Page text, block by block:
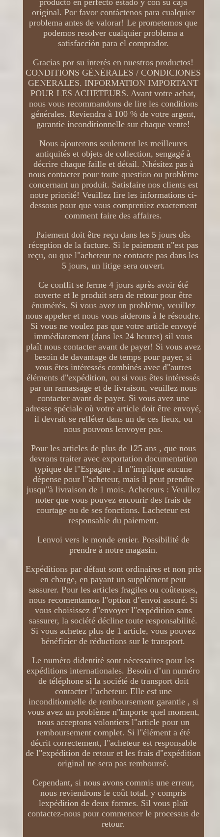
producto en perfecto estado y con su caja
original. Por favor contáctenos para cualquier
problema antes de valorar! Le prometemos que
podemos resolver cualquier problema a
satisfacción para el comprador.
Gracias por su interés en nuestros productos!
CONDITIONS GÉNÉRALES / CONDICIONES
GENERALES. INFORMATION IMPORTANT
POUR LES ACHETEURS. Avant votre achat,
nous vous recommandons de lire les conditions
générales. Reviendra à 100 % de votre argent,
garantie inconditionnelle sur chaque vente!
Nous ajouterons seulement les meilleures
antiquités et objets de collection, sengagé à
décrire chaque faille et détail. Nhésitez pas à
nous contacter pour toute question ou problème
concernant un produit. Satisfaire nos clients est
notre priorité! Veuillez lire les informations ci-
dessous pour que vous compreniez exactement
comment faire des affaires.
Paiement doit être reçu dans les 5 jours dès
réception de la facture. Si le paiement n"est pas
reçu, ou que l"acheteur ne contacte pas dans les
5 jours, un litige sera ouvert.
Ce conflit se ferme 4 jours après avoir été
ouverte et le produit sera de retour pour être
énumérés. Si vous avez un problème, veuillez
nous appeler et nous vous aiderons à le résoudre.
Si vous ne voulez pas que votre article envoyé
immédiatement (dans les 24 heures) sil vous
plaît nous contacter avant de payer! Si vous avez
besoin de davantage de temps pour payer, si
vous êtes intéressés combinés avec d"autres
éléments d"expédition, ou si vous êtes intéressés
par un ramassage et de livraison, veuillez nous
contacter avant de payer. Si vous avez une
adresse spéciale où votre article doit être envoyé,
il devrait se refléter dans un de ces lieux, ou
nous pouvons lenvoyer pas.
Pour les articles de plus de 125 ans , que nous
devrons traiter avec exportation documentation
typique de l"Espagne , il n"implique aucune
dépense pour l"acheteur, mais il peut prendre
jusqu"à livraison de 1 mois. Acheteurs : Veuillez
noter que vous pouvez encourir des frais de
courtage ou de ses fonctions. Lacheteur est
responsable du paiement.
Lenvoi vers le monde entier. Possibilité de
prendre à notre magasin.
Expéditions par défaut sont ordinaires et non pris
en charge, en payant un supplément peut
sassurer. Pour les articles fragiles ou coûteuses,
nous recomentamos l"option d"envoi assuré. Si
vous choisissez d"envoyer l"expédition sans
sassurer, la société décline toute responsabilité.
Si vous achetez plus de 1 article, vous pouvez
bénéficier de réductions sur le transport.
Le numéro didentité sont nécessaires pour les
expéditions internationales. Besoin d"un numéro
de téléphone si la société de transport doit
contacter l"acheteur. Elle est une
inconditionnelle de remboursement garantie , si
vous avez un problème n"importe quel moment,
nous acceptons volontiers l"article pour un
remboursement complet. Si l"élément a été
décrit correctement, l"acheteur est responsable
de l"expédition de retour et les frais d"expédition
original ne sera pas remboursé.
Cependant, si nous avons commis une erreur,
nous reviendrons le coût total, y compris
lexpédition de deux formes. Sil vous plaît
contactez-nous pour commencer le processus de
retour.